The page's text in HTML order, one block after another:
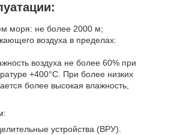
моря: не более 2000 м;
воздуха в пределах:
воздуха не более 60% при
+400°С. При более низких
более высокая влажность,
устройства (ВРУ).